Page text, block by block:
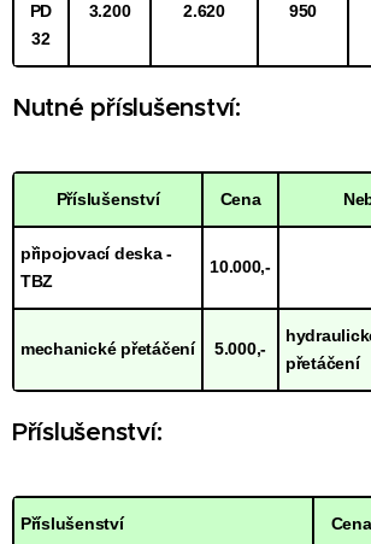
PD
32
3.200 2.620 950
Nutné příslušenství:
Příslušenství Cena
připojovací deska -
TBZ
10.000,-
mechanické přetáčení 5.000,-
přetáčení
Příslušenství:
Příslušenství Cena